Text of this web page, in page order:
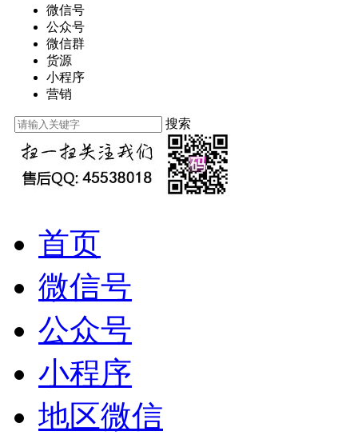
微信号
公众号
微信群
货源
小程序
营销
搜索
首页
微信号
公众号
小程序
地区微信